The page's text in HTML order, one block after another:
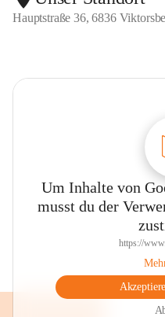
Hauptstraße 36, 6836
Um Inhalte von
musst du der
https://